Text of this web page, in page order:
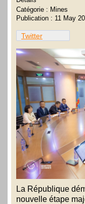
Catégorie : Mines
Publication : 11 May
Twitter
La République
nouvelle étape